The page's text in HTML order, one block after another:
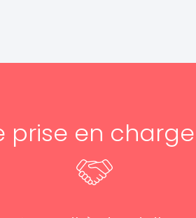
prise en charge